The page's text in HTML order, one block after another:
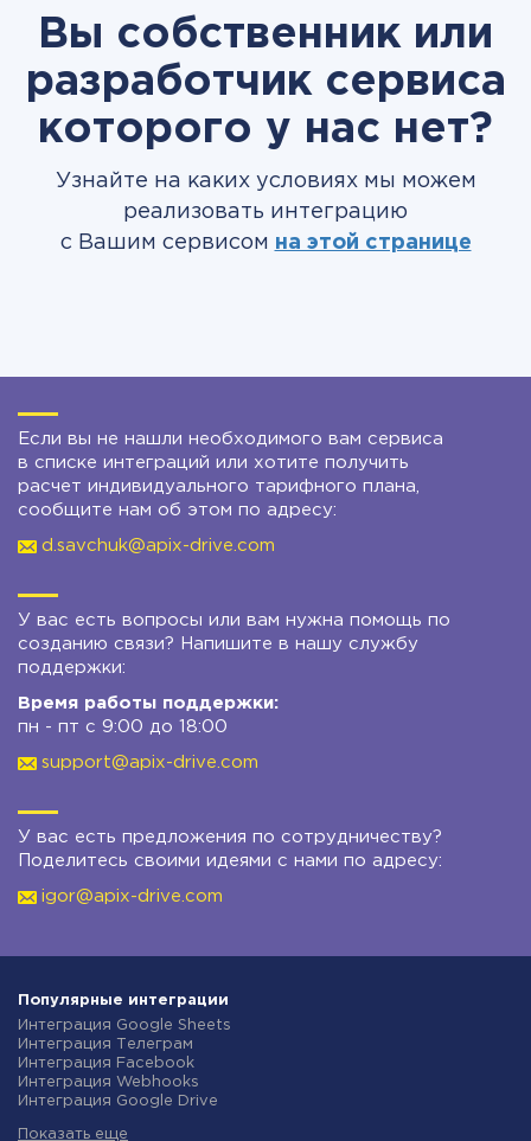
Вы собственник или
разработчик сервиса
которого у нас нет?
Узнайте на каких условиях мы можем
реализовать интеграцию
с Вашим сервисом на этой странице
Если вы не нашли необходимого вам сервиса
в списке интеграций или хотите получить
расчет индивидуального тарифного плана,
сообщите нам об этом по адресу:
d.savchuk@apix-drive.com
У вас есть вопросы или вам нужна помощь по
созданию связи? Напишите в нашу службу
поддержки:
Время работы поддержки:
пн - пт с 9:00 до 18:00
support@apix-drive.com
У вас есть предложения по сотрудничеству?
Поделитесь своими идеями с нами по адресу:
igor@apix-drive.com
Популярные интеграции
Интеграция Google Sheets
Интеграция Телеграм
Интеграция Facebook
Интеграция Webhooks
Интеграция Google Drive
Показать еще